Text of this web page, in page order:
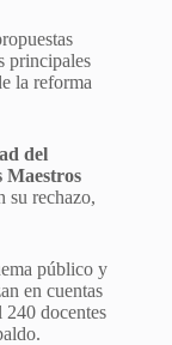
principales
la reforma
del
Maestros
su rechazo,
público y
en cuentas
docentes